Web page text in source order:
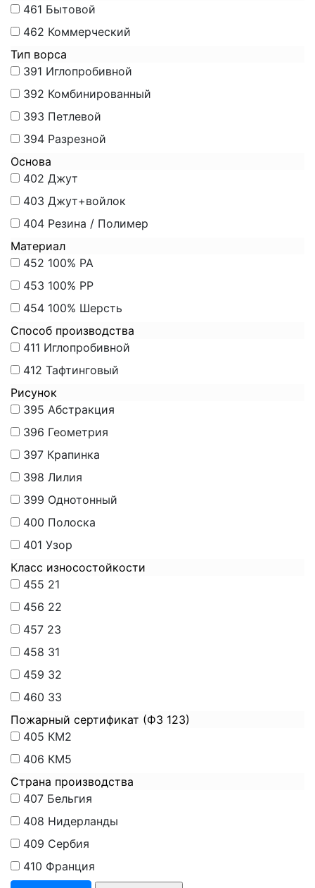
461 Бытовой
462 Коммерческий
Тип ворса
391 Иглопробивной
392 Комбинированный
393 Петлевой
394 Разрезной
Основа
402 Джут
403 Джут+войлок
404 Резина / Полимер
Материал
452 100% PA
453 100% PP
454 100% Шерсть
Способ производства
411 Иглопробивной
412 Тафтинговый
Рисунок
395 Абстракция
396 Геометрия
397 Крапинка
398 Лилия
399 Однотонный
400 Полоска
401 Узор
Класс износостойкости
455 21
456 22
457 23
458 31
459 32
460 33
Пожарный сертификат (ФЗ 123)
405 КМ2
406 КМ5
Страна производства
407 Бельгия
408 Нидерланды
409 Сербия
410 Франция